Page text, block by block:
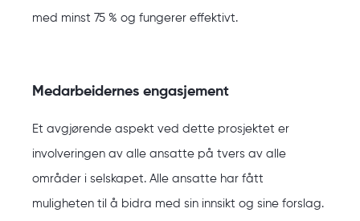
med minst 75 % og fungerer effektivt.
Medarbeidernes engasjement
Et avgjørende aspekt ved dette prosjektet er
involveringen av alle ansatte på tvers av alle
områder i selskapet. Alle ansatte har fått
muligheten til å bidra med sin innsikt og sine forslag.